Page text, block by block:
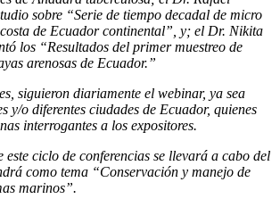
sobre “Serie de tiempo decadal de micro
de Ecuador continental”, y; el Dr. Nikita
los “Resultados del primer muestreo de
arenosas de Ecuador.”
siguieron diariamente el webinar, ya sea
y/o diferentes ciudades de Ecuador, quienes
interrogantes a los expositores.
este ciclo de conferencias se llevará a cabo del
como tema “Conservación y manejo de
marinos”.